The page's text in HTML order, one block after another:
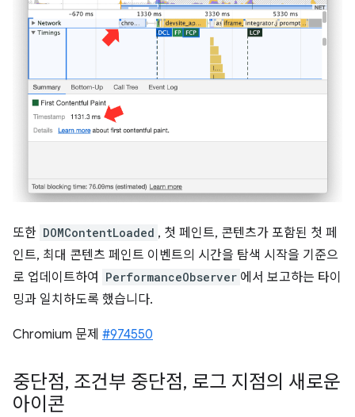
또한 DOMContentLoaded , 첫 페인트, 콘텐츠가 포함된 첫 페
인트, 최대 콘텐츠 페인트 이벤트의 시간을 탐색 시작을 기준으
로 업데이트하여
PerformanceObserver 에서 보고하는 타이
밍과 일치하도록 했습니다.
Chromium 문제 #974550
중단점, 조건부 중단점, 로그 지점의 새로운
아이콘